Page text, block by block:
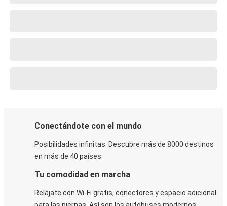
Conectándote con el mundo
Posibilidades infinitas. Descubre más de 8000 destinos
en más de 40 países.
Tu comodidad en marcha
Relájate con Wi-Fi gratis, conectores y espacio adicional